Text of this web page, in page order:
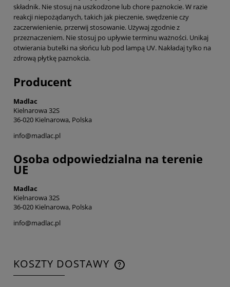
składnik. Nie stosuj na uszkodzone lub chore paznokcie. W razie
reakcji niepożądanych, takich jak pieczenie, swędzenie czy
zaczerwienienie, przerwij stosowanie. Używaj zgodnie z
przeznaczeniem. Nie stosuj po upływie terminu ważności. Unikaj
otwierania butelki na słońcu lub pod lampą UV. Nakładaj tylko na
zdrową płytkę paznokcia.
Producent
Madlac
Kielnarowa 32S
36-020 Kielnarowa, Polska
info@madlac.pl
Osoba odpowiedzialna na terenie
UE
Madlac
Kielnarowa 32S
36-020 Kielnarowa, Polska
info@madlac.pl
KOSZTY DOSTAWY
CENA NIE ZAWIERA EWENTUALNYCH KOSZTÓW